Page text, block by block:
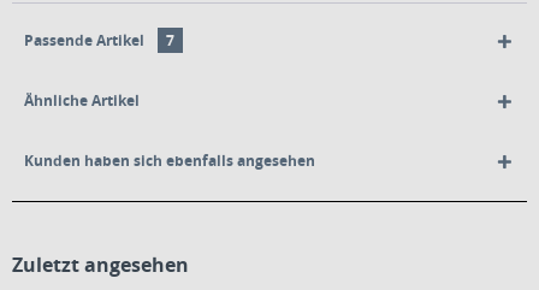
Passende Artikel 7
Ähnliche Artikel
Kunden haben sich ebenfalls angesehen
Zuletzt angesehen